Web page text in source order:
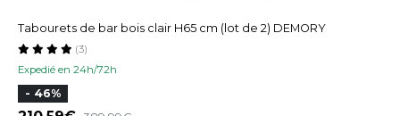
Tabourets de bar bois clair H65 cm (lot de 2) DEMORY
Expedié en 24h/72h
(3)
- 46%